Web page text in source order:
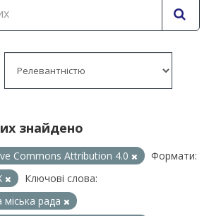
знайдено
Commons Attribution 4.0
Формати:
Ключові слова:
міська рада